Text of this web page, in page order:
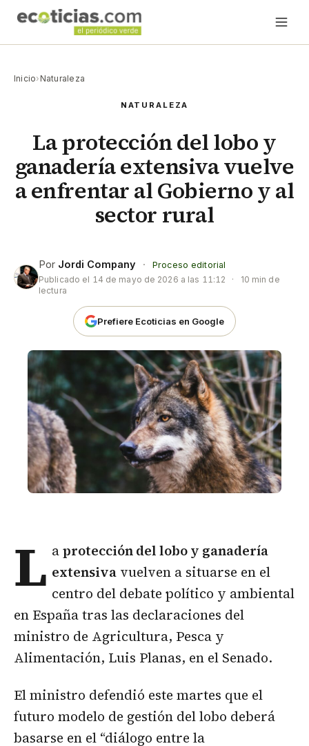
Inicio› Naturaleza
NATURALEZA
La protección del lobo y
ganadería extensiva vuelve
a enfrentar al Gobierno y al
sector rural
Por Jordi Company ·
Proceso editorial
Publicado el 14 de mayo de 2026 a las 11:12 ·
10 min de
lectura
Prefiere Ecoticias en Google
L aprotección delloboy ganadería
extensiva vuelven a situarse en el
centro del debate político y ambiental
en España tras las declaraciones del
ministro de Agricultura, Pesca y
Alimentación, Luis Planas, en el Senado.
El ministro defendió este martes que el
futuro modelo de gestión del lobo deberá
basarse en el “diálogo entre la